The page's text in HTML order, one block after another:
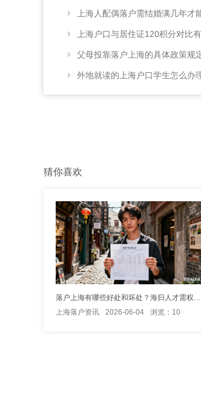
上海人配偶落户需结婚满几年才
上海户口与居住证120积分对比
父母投靠落户上海的具体政策规
外地就读的上海户口学生怎么办
猜你喜欢
落户上海有哪些好处和坏处？海归人才需权衡利弊再决定
上海落户资讯
2026-06-04 浏览：10